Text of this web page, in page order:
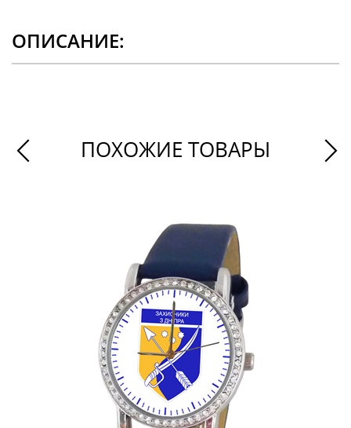
ОПИСАНИЕ:
ПОХОЖИЕ ТОВАРЫ